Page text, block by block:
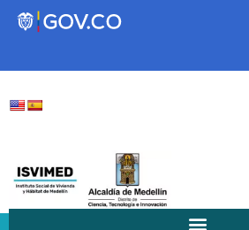
Transparencia
Participa